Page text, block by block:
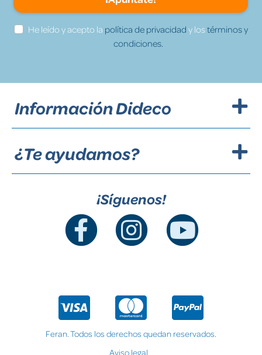
He leído y acepto la política de privacidad y lostérminos y
condiciones.
Información Dideco
¿Te ayudamos?
¡Síguenos!
Feran. Todos los derechos quedan reservados.
Aviso legal